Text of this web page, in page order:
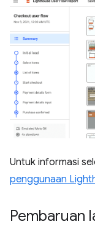
Untuk informasi
penggunaan
Pembaruan